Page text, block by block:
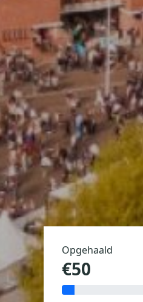
Opgehaald
€50